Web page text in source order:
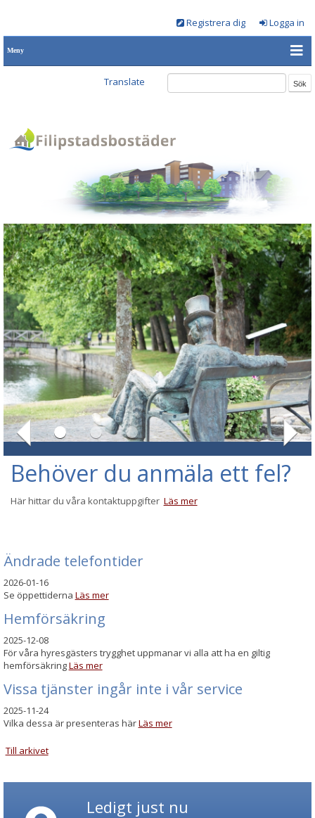
Logga in
Registrera dig
Meny
Translate
Behöver du anmäla ett fel?
Här hittar du våra kontaktuppgifter Läs mer
Ändrade telefontider
2026-01-16
Se öppettiderna Läs mer
Hemförsäkring
2025-12-08
För våra hyresgästers trygghet uppmanar vi alla att ha en giltig
hemförsäkringLäs mer
Vissa tjänster ingår inte i vår service
2025-11-24
Vilka dessa är presenteras härLäs mer
Till arkivet
Ledigt just nu